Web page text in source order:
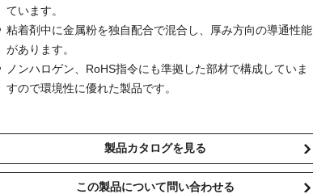
ています。
粘着剤中に金属粉を独自配合で混合し、厚み方向の導通性能
があります。
ノンハロゲン、RoHS指令にも準拠した部材で構成していま
すので環境性に優れた製品です。
製品カタログを見る
この製品について問い合わせる